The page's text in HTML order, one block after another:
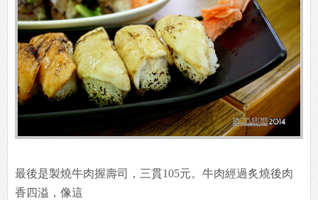
最後是製燒牛肉握壽司，三貫105元。牛肉經過炙燒後肉
香四溢，像這